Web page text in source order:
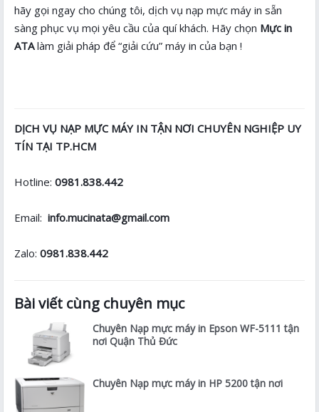
hãy gọi ngay cho chúng tôi, dịch vụ nạp mực máy in sẵn
sàng phục vụ mọi yêu cầu của quí khách. Hãy chọn Mực in
ATAlàm giải pháp để “giải cứu” máy in của bạn !
DỊCH VỤ NẠP MỰC MÁY IN TẬN NƠI CHUYÊN NGHIỆP UY
TÍN TẠI TP.HCM
Hotline:0981.838.442
Email: info.mucinata@gmail.com
Zalo:0981.838.442
Bài viết cùng chuyên mục
Chuyên Nạp mực máy in Epson WF-5111 tận
nơi Quận Thủ Đức
Chuyên Nạp mực máy in HP 5200 tận nơi